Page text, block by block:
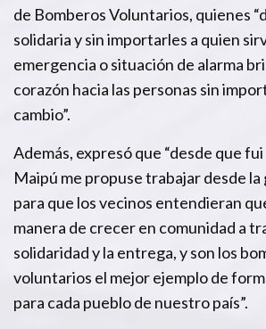
de Bomberos Voluntarios, quienes
solidaria y sin importarles a quien
emergencia o situación de alarma
corazón hacia las personas sin
cambio”.
Además, expresó que “desde que
Maipú me propuse trabajar desde
para que los vecinos entendieran
manera de crecer en comunidad a
solidaridad y la entrega, y son los
voluntarios el mejor ejemplo de
para cada pueblo de nuestro país”.